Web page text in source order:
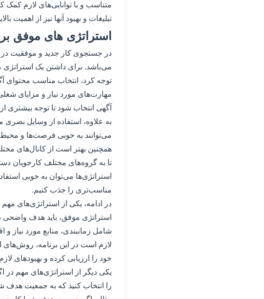
متناسب و با توانایی‌های لازم کمک
تبلیغات و بهبود آنها نیز از اهمیت
استراتژی های موفق
در جستجوی کار جدید و موفقیت در
می‌باشد. برای داشتن یک استراتژی
توجه کرد، انتخاب مناسب محتوای
مهارت‌های مورد نیاز و مزایای
آگهی انتخاب شود تا توجه بیشتری
به علاوه، استفاده از وسایل بصری
می‌توانند به خوبی فرصت‌ها و محیط
همچنین بهتر است از کانال‌های
تا به گروه‌های مختلف کارجویان
استراتژی‌ها می‌توان به خوبی
مناسب‌تری را جذب کنیم.
در ادامه، یکی از استراتژی‌های
استراتژی موفق، باید هدف واضحی
شامل زمانبندی، منابع مورد
لازم است در این برنامه، روش‌های
خود را ارزیابی کرده و بهبودهای
یکی دیگر از استراتژی‌های مهم در
را انتخاب کنید که به جمعیت هدف